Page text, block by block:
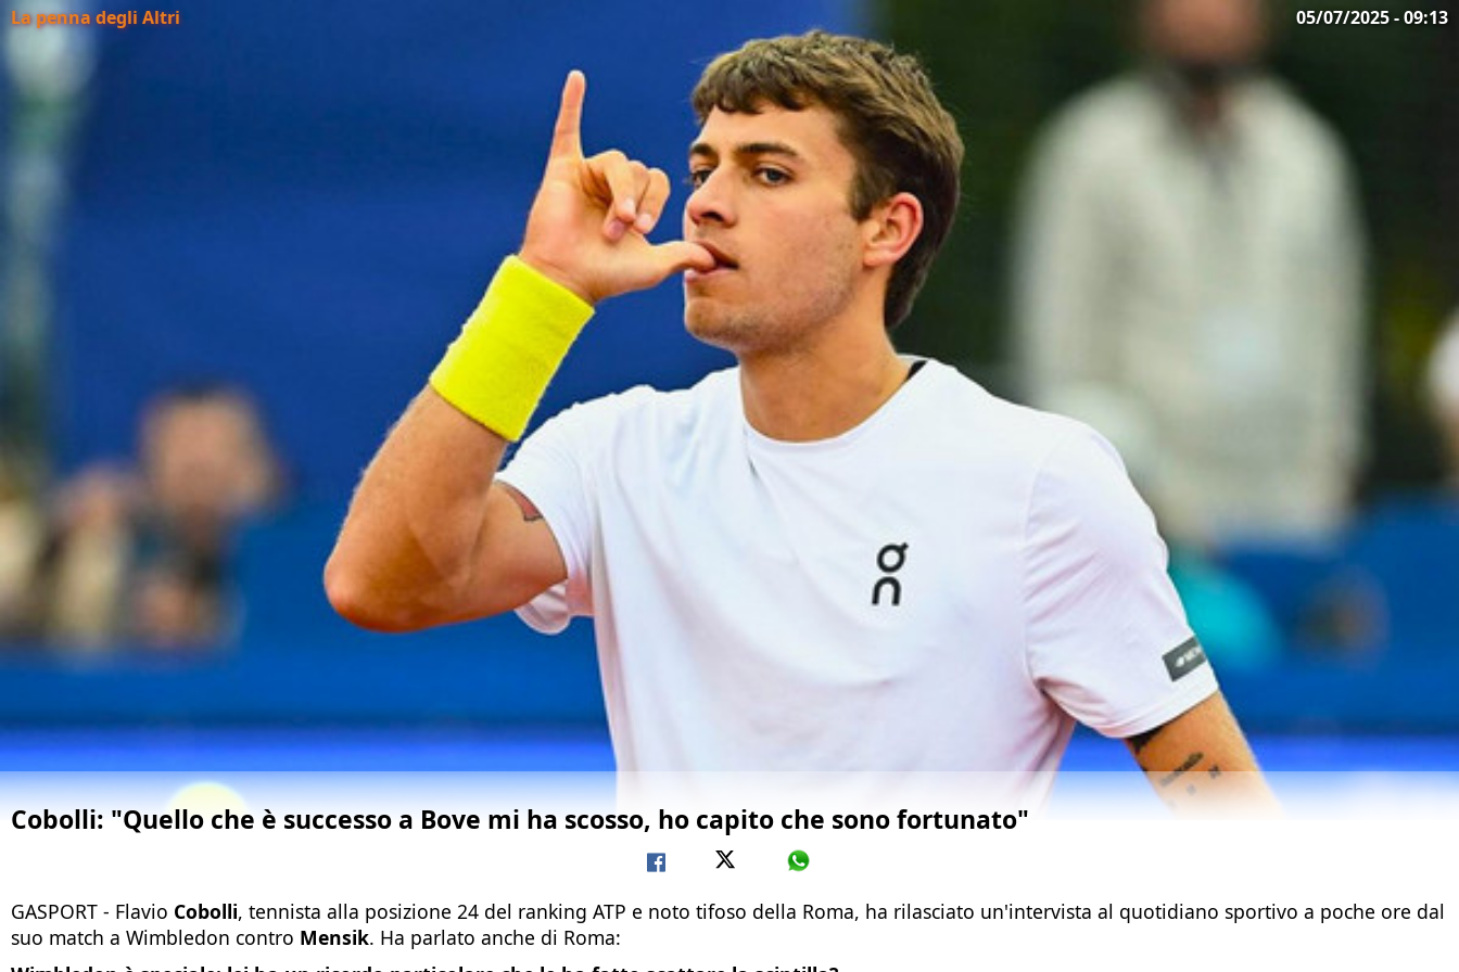
La penna degli Altri 05/07/2025 - 09:13
Cobolli: "Quello che è successo a Bove mi ha scosso, ho capito che sono fortunato"
GASPORT - Flavio Cobolli, tennista alla posizione 24 del ranking ATP e noto tifoso della Roma, ha rilasciato un'intervista al quotidiano sportivo a poche ore dal
suo match a Wimbledon contro Mensik. Ha parlato anche di Roma: